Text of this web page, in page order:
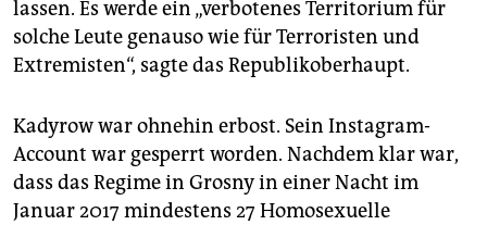
lassen. Es werde ein „verbotenes Territorium für
solche Leute genauso wie für Terroristen und
Extremisten“, sagte das Republikoberhaupt.
Kadyrow war ohnehin erbost. Sein Instagram-
Account war gesperrt worden. Nachdem klar war,
dass das Regime in Grosny in einer Nacht im
Januar 2017 mindestens 27 Homosexuelle